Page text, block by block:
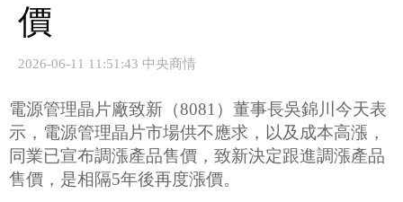
價
2026-06-11 11:51:43 中央商情
電源管理晶片廠致新（8081）董事長吳錦川今天表
示，電源管理晶片市場供不應求，以及成本高漲，
同業已宣布調漲產品售價，致新決定跟進調漲產品
售價，是相隔5年後再度漲價。